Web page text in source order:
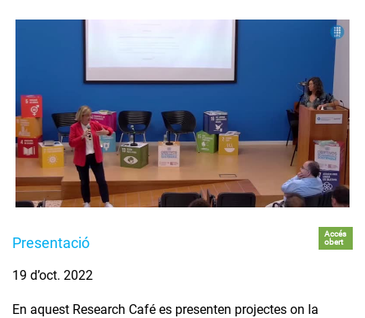
Presentació
Accés
obert
19 d’oct. 2022
En aquest Research Café es presenten projectes on la